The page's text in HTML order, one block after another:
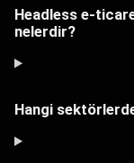
Headless e-
nelerdir?
Hangi